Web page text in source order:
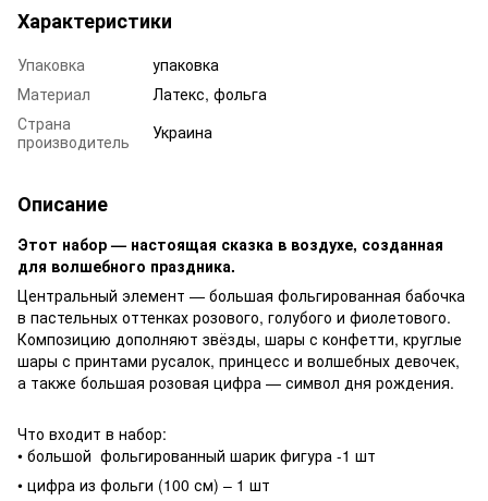
Характеристики
Упаковка
упаковка
Материал
Латекс, фольга
Страна
производитель
Украина
Описание
Этот набор — настоящая сказка в воздухе, созданная
для волшебного праздника.
Центральный элемент — большая фольгированная бабочка
в пастельных оттенках розового, голубого и фиолетового.
Композицию дополняют звёзды, шары с конфетти, круглые
шары с принтами русалок, принцесс и волшебных девочек,
а также большая розовая цифра — символ дня рождения.
Что входит в набор:
• большой фольгированный шарик фигура -1 шт
• цифра из фольги (100 см) – 1 шт